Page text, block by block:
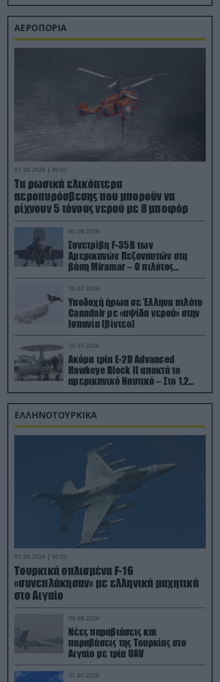
ΑΕΡΟΠΟΡΙΑ
07.08.2026 | 00:02
Τα ρωσικά ελικόπτερα
αεροπυρόσβεσης που μπορούν να
ρίχνουν 5 τόνους νερού με 8 μποφόρ
01.08.2026
Συνετρίβη F-35B των
Αμερικανών Πεζοναυτών στη
βάση Miramar – Ο πιλότος
εκτινάχθηκε εγκαίρως
30.07.2026
Υποδοχή ήρωα σε Έλληνα πιλότο
Canadair με «αψίδα νερού» στην
Ισπανία (βίντεο)
29.07.2026
Ακόμα τρία E-2D Advanced
Hawkeye Block II αποκτά το
αμερικανικό Ναυτικό – Στο 1,2
δισ.δολάρια το κόστος
ΕΛΛΗΝΟΤΟΥΡΚΙΚΑ
07.08.2026 | 00:02
Τουρκικά οπλισμένα F-16
«συνεπλάκησαν» με ελληνικά μαχητικά
στο Αιγαίο
06.08.2026
Νέες παραβιάσεις και
παραβάσεις της Τουρκίας στο
Αιγαίο με τρία UAV
31.07.2026